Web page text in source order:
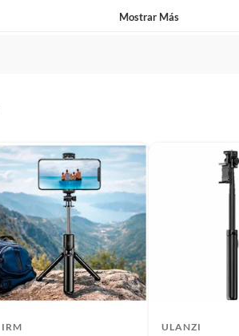
Mostrar Más
Nuevo
ZJ001
19-70cm
IRM ULANZI